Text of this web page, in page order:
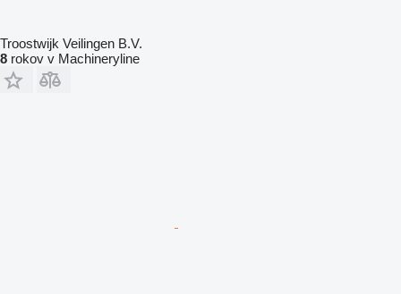
Troostwijk Veilingen B.V.
8 rokov v Machineryline